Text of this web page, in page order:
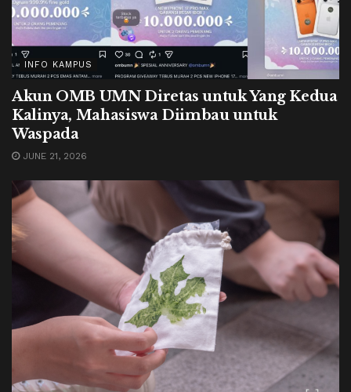
INFO KAMPUS
Akun OMB UMN Diretas untuk Yang Kedua
Kalinya, Mahasiswa Diimbau untuk
Waspada
JUNE 21, 2026